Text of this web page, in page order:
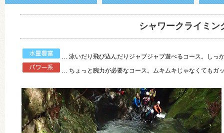
シャワークライミ
… 泳いだり飛び込んだりジャブジャブ遊べるコース。しっ
… ちょっと腕力が必要なコース。ムキムキじゃなくてもガ